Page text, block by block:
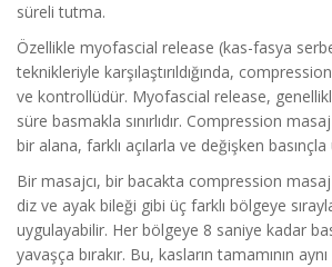
süreli tutma.
Özellikle myofascial release (kas-fasya
teknikleriyle karşılaştırıldığında,
ve kontrollüdür. Myofascial release,
süre basmakla sınırlıdır. Compression
bir alana, farklı açılarla ve değişken
Bir masajcı, bir bacakta compression
diz ve ayak bileği gibi üç farklı bölgeye
uygulayabilir. Her bölgeye 8 saniye kadar
yavaşça bırakır. Bu, kasların tamamının